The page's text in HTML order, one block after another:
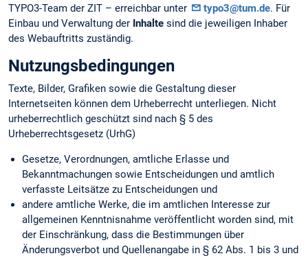
TYPO3-Team der ZIT – erreichbar unter
typo3@tum.de. Für
Einbau und Verwaltung der Inhalte sind die jeweiligen Inhaber
des Webauftritts zuständig.
Nutzungsbedingungen
Texte, Bilder, Grafiken sowie die Gestaltung dieser
Internetseiten können dem Urheberrecht unterliegen. Nicht
urheberrechtlich geschützt sind nach § 5 des
Urheberrechtsgesetz (UrhG)
Gesetze, Verordnungen, amtliche Erlasse und
Bekanntmachungen sowie Entscheidungen und amtlich
verfasste Leitsätze zu Entscheidungen und
andere amtliche Werke, die im amtlichen Interesse zur
allgemeinen Kenntnisnahme veröffentlicht worden sind, mit
der Einschränkung, dass die Bestimmungen über
Änderungsverbot und Quellenangabe in § 62 Abs. 1 bis 3 und